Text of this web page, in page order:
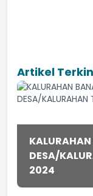
Artikel
DESA/
2024